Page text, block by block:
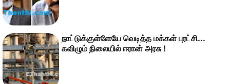
நாட்டுக்குள்ளேயே வெடித்த மக்கள் புரட்சி...
கவிழும் நிலையில் ஈரான் அரசு !